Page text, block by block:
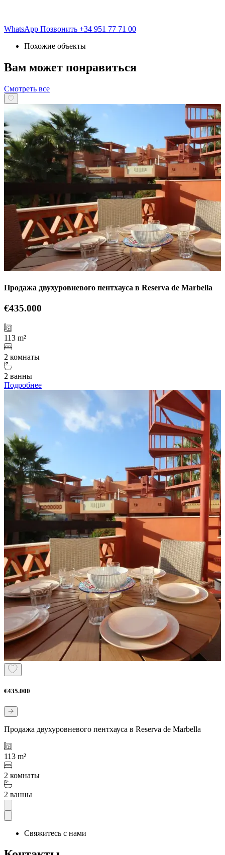
WhatsApp Позвонить +34 951 77 71 00
Похожие объекты
Вам может понравиться
Смотреть все
Продажа двухуровневого пентхауса в Reserva de Marbella
€435.000
113 m²
2 комнаты
2 ванны
Подробнее
€435.000
Продажа двухуровневого пентхауса в Reserva de Marbella
113 m²
2 комнаты
2 ванны
Свяжитесь с нами